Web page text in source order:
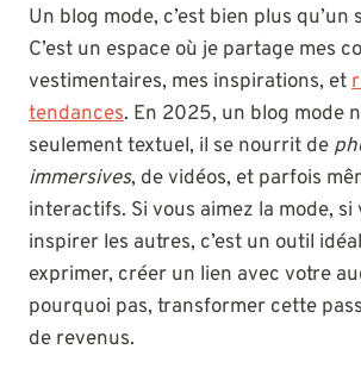
Un blog mode, c’est bien plus qu’un
C’est un espace où je partage mes
vestimentaires, mes inspirations, et
tendances. En 2025, un blog mode
seulement textuel, il se nourrit de
immersives, de vidéos, et parfois
interactifs. Si vous aimez la mode, si
inspirer les autres, c’est un outil
exprimer, créer un lien avec votre
pourquoi pas, transformer cette
de revenus.